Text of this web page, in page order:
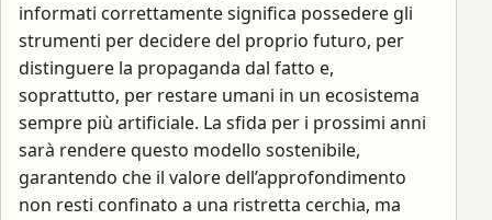
informati correttamente significa possedere gli
strumenti per decidere del proprio futuro, per
distinguere la propaganda dal fatto e,
soprattutto, per restare umani in un ecosistema
sempre più artificiale. La sfida per i prossimi anni
sarà rendere questo modello sostenibile,
garantendo che il valore dell’approfondimento
non resti confinato a una ristretta cerchia, ma